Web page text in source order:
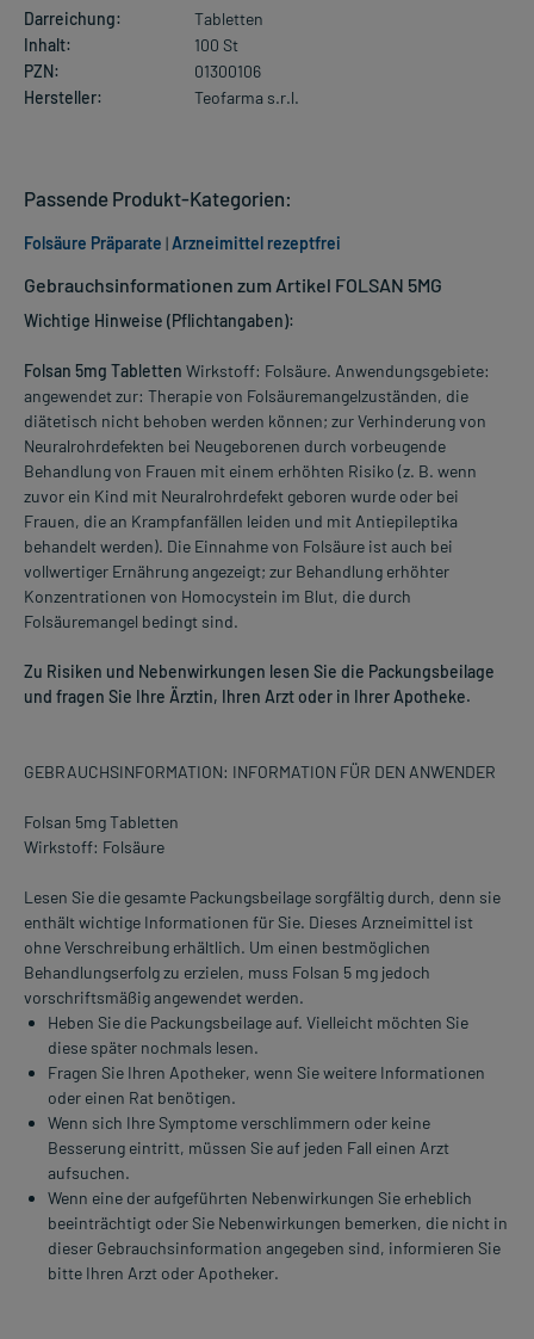
Darreichung:
Tabletten
Inhalt:
100 St
PZN:
01300106
Hersteller:
Teofarma s.r.l.
Gebrauchsinformationen zum Artikel FOLSAN 5MG
Wichtige Hinweise (Pflichtangaben):
Folsan 5mg Tabletten Wirkstoff: Folsäure. Anwendungsgebiete:
angewendet zur: Therapie von Folsäuremangelzuständen, die
diätetisch nicht behoben werden können; zur Verhinderung von
Neuralrohrdefekten bei Neugeborenen durch vorbeugende
Behandlung von Frauen mit einem erhöhten Risiko (z. B. wenn
zuvor ein Kind mit Neuralrohrdefekt geboren wurde oder bei
Frauen, die an Krampfanfällen leiden und mit Antiepileptika
behandelt werden). Die Einnahme von Folsäure ist auch bei
vollwertiger Ernährung angezeigt; zur Behandlung erhöhter
Konzentrationen von Homocystein im Blut, die durch
Folsäuremangel bedingt sind.
Zu Risiken und Nebenwirkungen lesen Sie die Packungsbeilage
und fragen Sie Ihre Ärztin, Ihren Arzt oder in Ihrer Apotheke.
GEBRAUCHSINFORMATION: INFORMATION FÜR DEN ANWENDER
Folsan 5mg Tabletten
Wirkstoff: Folsäure
Lesen Sie die gesamte Packungsbeilage sorgfältig durch, denn sie
enthält wichtige Informationen für Sie. Dieses Arzneimittel ist
ohne Verschreibung erhältlich. Um einen bestmöglichen
Behandlungserfolg zu erzielen, muss Folsan 5 mg jedoch
vorschriftsmäßig angewendet werden.
Heben Sie die Packungsbeilage auf. Vielleicht möchten Sie
diese später nochmals lesen.
Fragen Sie Ihren Apotheker, wenn Sie weitere Informationen
oder einen Rat benötigen.
Wenn sich Ihre Symptome verschlimmern oder keine
Besserung eintritt, müssen Sie auf jeden Fall einen Arzt
aufsuchen.
Wenn eine der aufgeführten Nebenwirkungen Sie erheblich
beeinträchtigt oder Sie Nebenwirkungen bemerken, die nicht in
dieser Gebrauchsinformation angegeben sind, informieren Sie
bitte Ihren Arzt oder Apotheker.
Passende Produkt-Kategorien:
Folsäure Präparate |Arzneimittel rezeptfrei